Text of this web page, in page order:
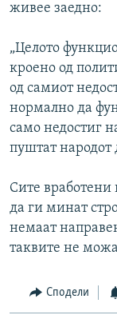
живее заедно:
„Целото
кроено од
од самиот
нормално да
само недостиг
пуштат народот
Сите
да ги минат
немаат
таквите не
Сподели